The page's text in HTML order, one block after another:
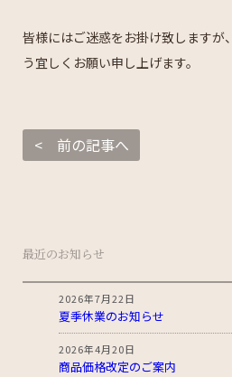
皆様にはご迷惑をお掛け致しますが
う宜しくお願い申し上げます。
< 前の記事へ
最近のお知らせ
2026年7月22日
夏季休業のお知らせ
2026年4月20日
商品価格改定のご案内